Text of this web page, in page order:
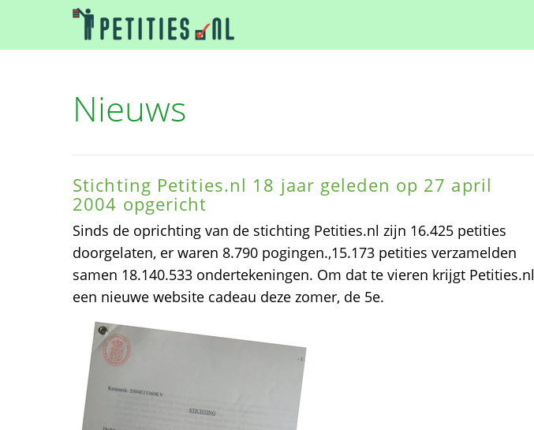
Nieuws
Stichting Petities.nl 18 jaar geleden op 27 april
2004 opgericht
Sinds de oprichting van de stichting Petities.nl zijn 16.425 petities
doorgelaten, er waren 8.790 pogingen.,15.173 petities verzamelden
samen 18.140.533 ondertekeningen. Om dat te vieren krijgt Petities.nl
een nieuwe website cadeau deze zomer, de 5e.